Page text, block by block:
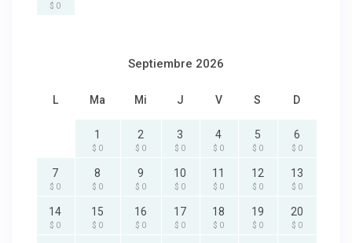
$ 0
Septiembre 2026
L Ma Mi J V S D
1
$ 0
2
$ 0
3
$ 0
4
$ 0
5
$ 0
6
$ 0
7
$ 0
8
$ 0
9
$ 0
10
$ 0
11
$ 0
12
$ 0
13
$ 0
14
$ 0
15
$ 0
16
$ 0
17
$ 0
18
$ 0
19
$ 0
20
$ 0